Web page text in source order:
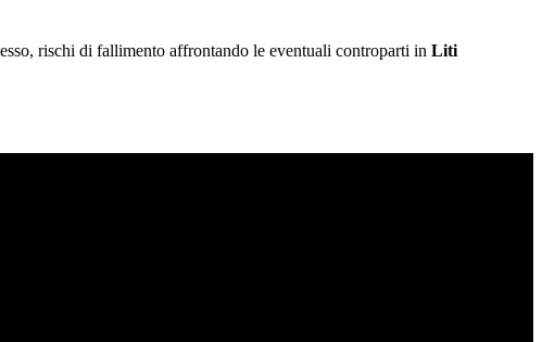
rischi di fallimento affrontando le eventuali controparti in Liti